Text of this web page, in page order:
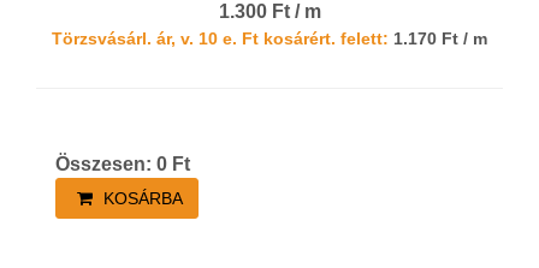
1.300 Ft / m
Törzsvásárl. ár, v. 10 e. Ft kosárért. felett: 1.170 Ft / m
Összesen: 0 Ft
KOSÁRBA